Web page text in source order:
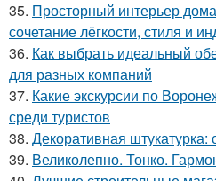
35. Просторный интерьер
сочетание лёгкости, стиля и
36. Как выбрать идеальный
для разных компаний
37. Какие экскурсии по
среди туристов
38. Декоративная
39. Великолепно. Тонко.